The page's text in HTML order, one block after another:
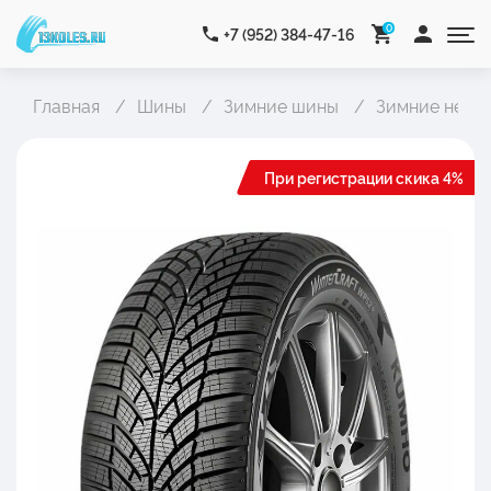
+7 (952) 384-47-16 0
Главная Шины Зимние шины Зимние
При регистрации скика 4%